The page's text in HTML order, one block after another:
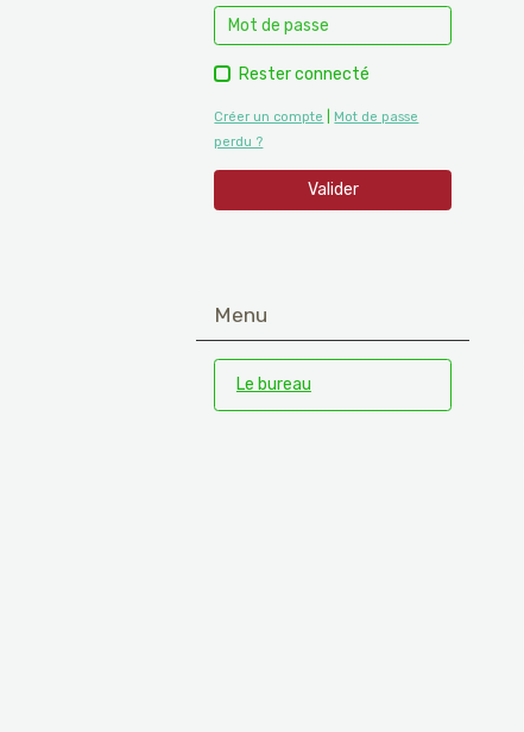
Rester connecté
Créer un compte
Mot de passe
perdu ?
Valider
Menu
Le bureau